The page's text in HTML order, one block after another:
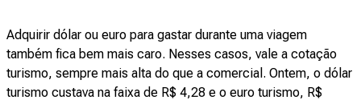
Adquirir dólar ou euro para gastar durante uma viagem
também fica bem mais caro. Nesses casos, vale a cotação
turismo, sempre mais alta do que a comercial. Ontem, o dólar
turismo custava na faixa de R$ 4,28 e o euro turismo, R$